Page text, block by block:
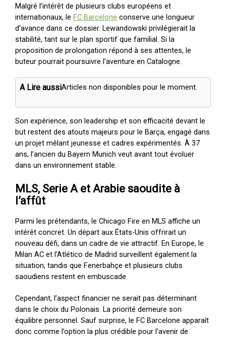
Malgré l’intérêt de plusieurs clubs européens et
internationaux, leFC Barcelone conserve une longueur
d’avance dans ce dossier. Lewandowski privilégierait la
stabilité, tant sur le plan sportif que familial. Si la
proposition de prolongation répond à ses attentes, le
buteur pourrait poursuivre l’aventure en Catalogne.
A Lire aussiArticles non disponibles pour le moment.
Son expérience, son leadership et son efficacité devant le
but restent des atouts majeurs pour le Barça, engagé dans
un projet mêlant jeunesse et cadres expérimentés. À 37
ans, l’ancien du Bayern Munich veut avant tout évoluer
dans un environnement stable.
MLS, Serie A et Arabie saoudite à
l’affût
Parmi les prétendants, le Chicago Fire en MLS affiche un
intérêt concret. Un départ aux États-Unis offrirait un
nouveau défi, dans un cadre de vie attractif. En Europe, le
Milan AC et l’Atlético de Madrid surveillent également la
situation, tandis que Fenerbahçe et plusieurs clubs
saoudiens restent en embuscade.
Cependant, l’aspect financier ne serait pas déterminant
dans le choix du Polonais. La priorité demeure son
équilibre personnel. Sauf surprise, le FC Barcelone apparaît
donc comme l’option la plus crédible pour l’avenir de